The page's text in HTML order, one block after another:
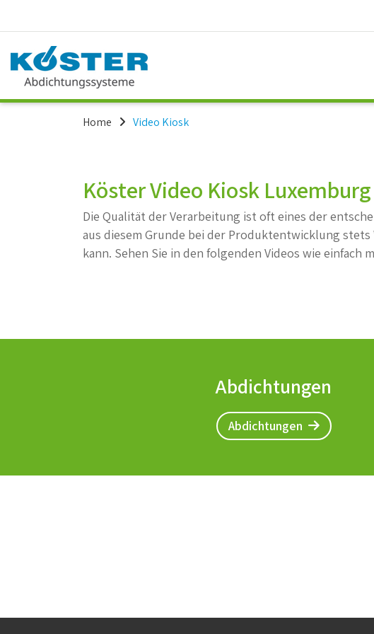
Home Video Kiosk
Köster Video Kiosk Luxemburg
Die Qualität der Verarbeitung ist oft eines der
aus diesem Grunde bei der Produktentwicklung
kann. Sehen Sie in den folgenden Videos wie
Abdichtungen
Abdichtungen